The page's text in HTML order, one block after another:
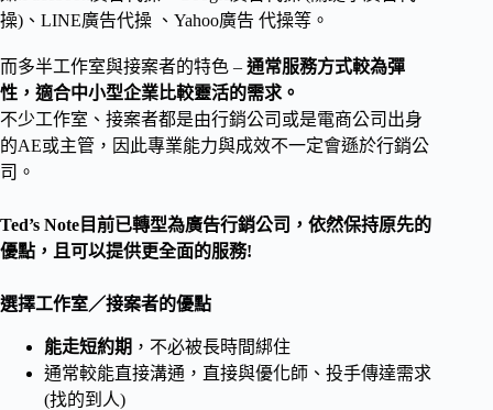
操)、LINE廣告代操 、Yahoo廣告 代操等。
而多半工作室與接案者的特色 – 通常服務方式較為彈
性，適合中小型企業比較靈活的需求。
不少工作室、接案者都是由行銷公司或是電商公司出身
的AE或主管，因此專業能力與成效不一定會遜於行銷公
司。
Ted’s Note目前已轉型為廣告行銷公司，依然保持原先的
優點，且可以提供更全面的服務!
選擇工作室／接案者的優點
能走短約期 ，不必被長時間綁住
通常較能直接溝通，直接與優化師、投手傳達需求
(找的到人)